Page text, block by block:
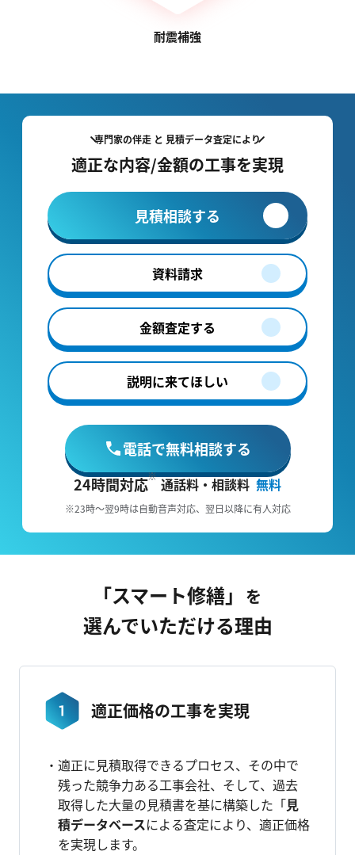
耐震補強
専門家の伴走 と 見積データ査定により
適正な内容/金額の工事を実現
見積相談する
資料請求
金額査定する
説明に来てほしい
電話で無料相談する
24時間対応
通話料・相談料 無料
※23時～翌9時は自動音声対応、翌日以降に有人対応
「スマート修繕」 を
選んでいただける理由
適正価格の工事を実現
適正に見積取得できるプロセス、その中で
残った競争力ある工事会社、そして、過去
取得した大量の見積書を基に構築した「見
積データベースによる査定により、適正価格
を実現します。